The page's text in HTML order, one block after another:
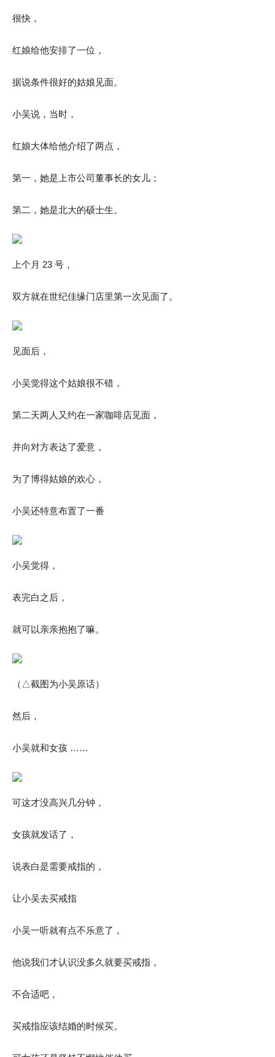
很快，
红娘给他安排了一位，
据说条件很好的姑娘见面。
小吴说，当时，
红娘大体给他介绍了两点，
第一，她是上市公司董事长的女儿；
第二，她是北大的硕士生。
上个月 23 号，
双方就在世纪佳缘门店里第一次见面了。
见面后，
小吴觉得这个姑娘很不错，
第二天两人又约在一家咖啡店见面，
并向对方表达了爱意，
为了博得姑娘的欢心，
小吴还特意布置了一番
小吴觉得，
表完白之后，
就可以亲亲抱抱了嘛。
（△截图为小吴原话）
然后，
小吴就和女孩 ……
可这才没高兴几分钟，
女孩就发话了，
说表白是需要戒指的，
让小吴去买戒指
小吴一听就有点不乐意了，
他说我们才认识没多久就要买戒指，
不合适吧，
买戒指应该结婚的时候买。